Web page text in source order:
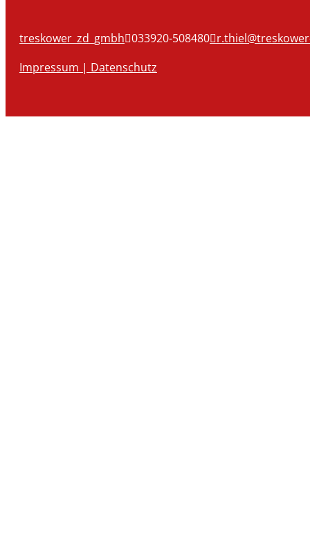
treskower_zd_gmbh 033920-508480
Impressum | Datenschutz